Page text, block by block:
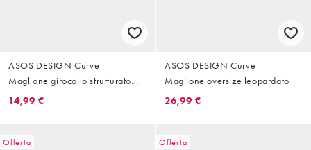
ASOS DESIGN Curve -
Maglione girocollo strutturato
blu navy con motivo Fair Isle
14,99 €
ASOS DESIGN Curve -
Maglione oversize leopardato
26,99 €
Offerta Offerta